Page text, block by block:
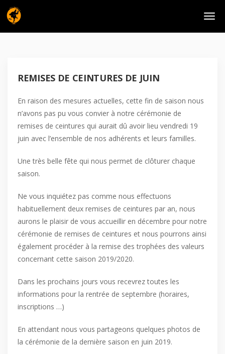
REMISES DE CEINTURES DE JUIN
En raison des mesures actuelles, cette fin de saison nous
n’avons pas pu vous convier à notre cérémonie de
remises de ceintures qui aurait dû avoir lieu vendredi 19
juin avec l’ensemble de nos adhérents et leurs familles.
Une très belle fête qui nous permet de clôturer chaque
saison.
Ne vous inquiétez pas comme nous effectuons
habituellement deux remises de ceintures par an, nous
aurons le plaisir de vous accueillir en décembre pour notre
cérémonie de remises de ceintures et nous pourrons ainsi
également procéder à la remise des trophées des valeurs
concernant cette saison 2019/2020.
Dans les prochains jours vous recevrez toutes les
informations pour la rentrée de septembre (horaires,
inscriptions …)
En attendant nous vous partageons quelques photos de
la cérémonie de la dernière saison en juin 2019.